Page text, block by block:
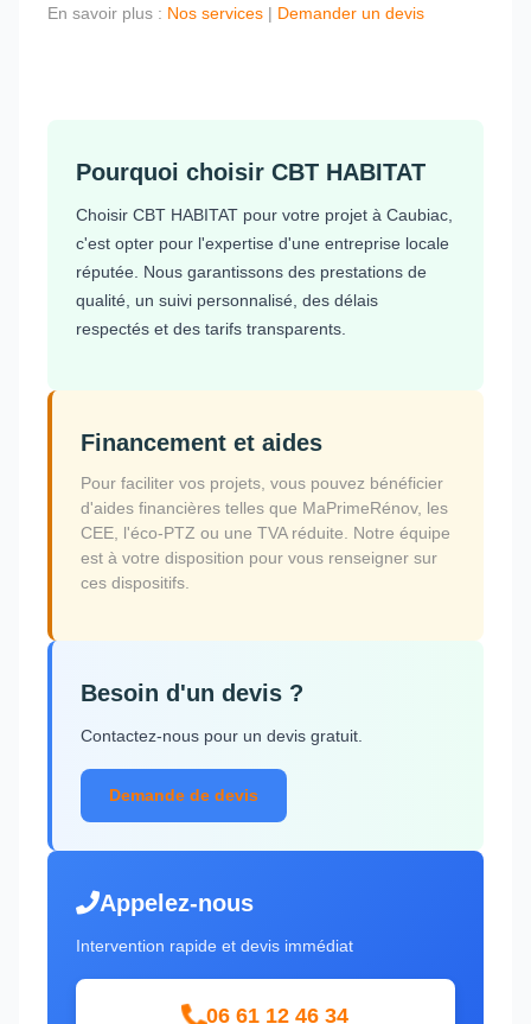
En savoir plus : Nos services | Demander un devis
Pourquoi choisir CBT HABITAT
Choisir CBT HABITAT pour votre projet à Caubiac,
c'est opter pour l'expertise d'une entreprise locale
réputée. Nous garantissons des prestations de
qualité, un suivi personnalisé, des délais
respectés et des tarifs transparents.
Financement et aides
Pour faciliter vos projets, vous pouvez bénéficier
d'aides financières telles que MaPrimeRénov, les
CEE, l'éco-PTZ ou une TVA réduite. Notre équipe
est à votre disposition pour vous renseigner sur
ces dispositifs.
Besoin d'un devis ?
Contactez-nous pour un devis gratuit.
Demande de devis
Appelez-nous
Intervention rapide et devis immédiat
06 61 12 46 34